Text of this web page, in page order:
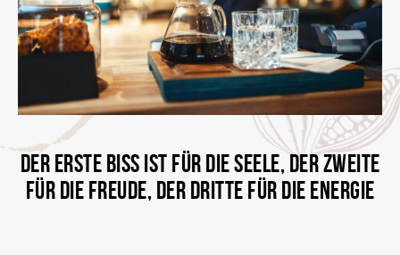
DER ERSTE BISS IST FÜR DIE SEELE, DER ZWEITE
FÜR DIE FREUDE, DER DRITTE FÜR DIE ENERGIE